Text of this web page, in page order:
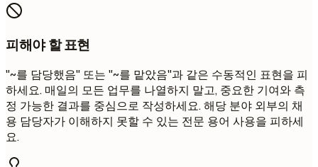
피해야 할 표현
"~를 담당했음" 또는 "~를 맡았음"과 같은 수동적인 표현을 피
하세요. 매일의 모든 업무를 나열하지 말고, 중요한 기여와 측
정 가능한 결과를 중심으로 작성하세요. 해당 분야 외부의 채
용 담당자가 이해하지 못할 수 있는 전문 용어 사용을 피하세
요.